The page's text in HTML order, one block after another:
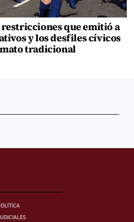
que emitió a
y los desfiles cívicos
tradicional